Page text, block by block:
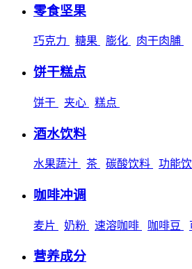
零食坚果
巧克力 糖果 膨化 肉干肉脯
饼干糕点
饼干 夹心 糕点
酒水饮料
水果蔬汁 茶 碳酸饮料 功能
咖啡冲调
麦片 奶粉 速溶咖啡 咖啡豆
营养成分